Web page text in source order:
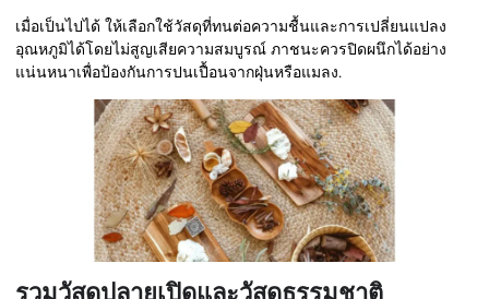
เมื่อเป็นไปได้ ให้เลือกใช้วัสดุที่ทนต่อความชื้นและการเปลี่ยนแปลง
อุณหภูมิได้โดยไม่สูญเสียความสมบูรณ์ ภาชนะควรปิดผนึกได้อย่าง
แน่นหนาเพื่อป้องกันการปนเปื้อนจากฝุ่นหรือแมลง.
รวมวัสดุปลายเปิดและวัสดุธรรมชาติ